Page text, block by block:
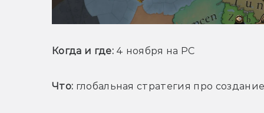
Когда и где: 4 ноября на PC
Что: глобальная стратегия про